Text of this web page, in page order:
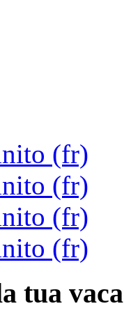
(fr)
(fr)
(fr)
(fr)
tua